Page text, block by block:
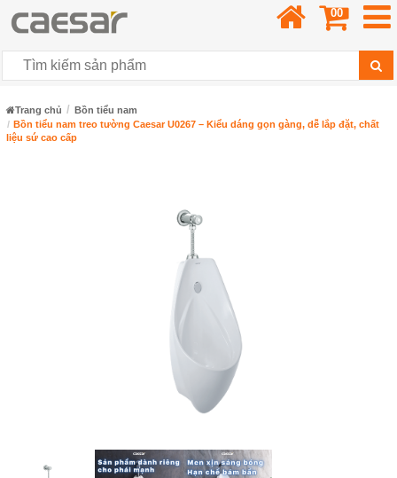
00
Trang chủ
Bồn tiểu nam
Bồn tiểu nam treo tường Caesar U0267 – Kiểu dáng gọn gàng, dễ lắp đặt, chất
liệu sứ cao cấp